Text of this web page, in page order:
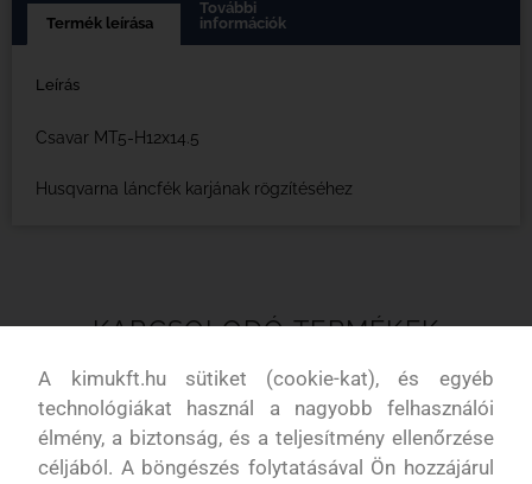
Termék leírása
További
információk
Leírás
Csavar MT5-H12x14.5
Husqvarna láncfék karjának rögzítéséhez
KAPCSOLODÓ TERMÉKEK
A kimukft.hu sütiket (cookie-kat), és egyéb
technológiákat használ a nagyobb felhasználói
élmény, a biztonság, és a teljesítmény ellenőrzése
céljából. A böngészés folytatásával Ön hozzájárul